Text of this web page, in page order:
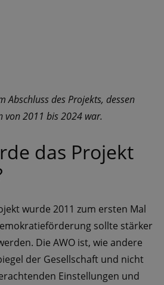
Abschluss des Projekts, dessen
von 2011 bis 2024 war.
das Projekt
wurde 2011 zum ersten Mal
sollte stärker
Die AWO ist, wie andere
der Gesellschaft und nicht
Einstellungen und